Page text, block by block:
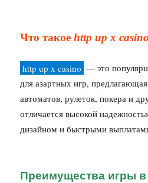
Что такоеhttp up x casino
http up x casino — это
для азартных игр,
автоматов, рулеток, покера и
отличается высокой
дизайном и быстрыми
Преимущества игры в